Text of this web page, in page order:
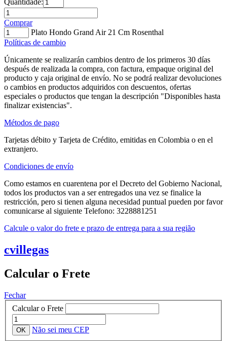
Quantidade:
Comprar
Plato Hondo Grand Air 21 Cm Rosenthal
Políticas de cambio
Únicamente se realizarán cambios dentro de los primeros 30 días
después de realizada la compra, con factura, empaque original del
producto y caja original de envío. No se podrá realizar devoluciones
o cambios en productos adquiridos con descuentos, ofertas
especiales o productos que tengan la descripción "Disponibles hasta
finalizar existencias".
Métodos de pago
Tarjetas débito y Tarjeta de Crédito, emitidas en Colombia o en el
extranjero.
Condiciones de envío
Como estamos en cuarentena por el Decreto del Gobierno Nacional,
todos los productos van a ser entregados una vez se finalice la
restricción, pero si tienen alguna necesidad puntual pueden por favor
comunicarse al siguiente Telefono: 3228881251
Calcule o valor do frete e prazo de entrega para a sua região
cvillegas
Calcular o Frete
Fechar
Calcular o Frete
Não sei meu CEP